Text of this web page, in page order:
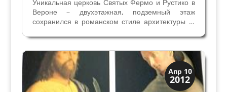
Уникальная церковь Святых Фермо и Рустико в
Вероне – двухэтажная, подземный этаж
сохранился в романском стиле архитектуры XI
францисканцами в XIII веке в готическом. Как и
во многих католических соборах, в Сан Фермо
мы...
Апр 10
2012
Искусство
Художники